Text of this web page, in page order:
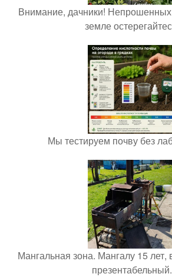
Внимание, дачники!
земле
Мы тестируем почву без
Мангальная зона. Мангалу 15 лет,
презентабельный.